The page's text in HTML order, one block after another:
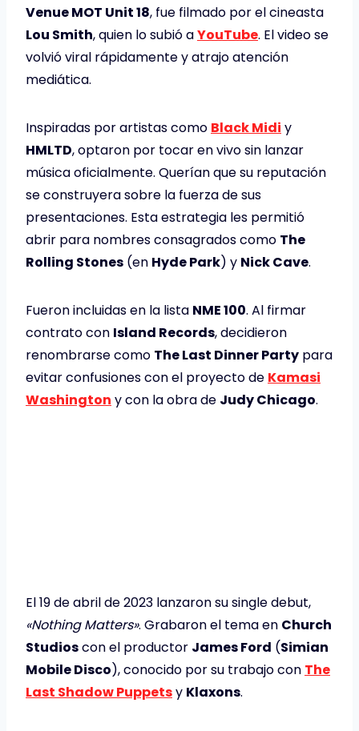
Venue MOT Unit 18, fue filmado por el cineasta
Lou Smith, quien lo subió aYouTube. El video se
volvió viral rápidamente y atrajo atención
mediática.
Inspiradas por artistas como Black Midi y
HMLTD, optaron por tocar en vivo sin lanzar
música oficialmente. Querían que su reputación
se construyera sobre la fuerza de sus
presentaciones. Esta estrategia les permitió
abrir para nombres consagrados como The
Rolling Stones (en Hyde Park) y Nick Cave.
Fueron incluidas en la lista NME 100. Al firmar
contrato con Island Records, decidieron
renombrarse como The Last Dinner Party para
evitar confusiones con el proyecto de Kamasi
Washington y con la obra de Judy Chicago.
El 19 de abril de 2023 lanzaron su single debut,
«Nothing Matters». Grabaron el tema en Church
Studioscon el productor James Ford (Simian
Mobile Disco), conocido por su trabajo con The
Last Shadow Puppetsy Klaxons.